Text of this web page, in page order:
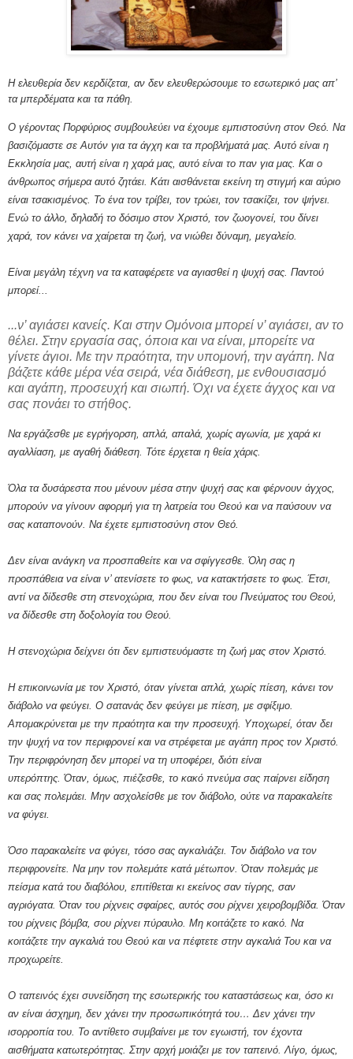
Η ελευθερία δεν κερδίζεται, αν δεν ελευθερώσουμε το εσωτερικό μας απ’
τα μπερδέματα και τα πάθη.
Ο γέροντας Πορφύριος συμβουλεύει να έχουμε εμπιστοσύνη στον Θεό. Να
βασιζόμαστε σε Αυτόν για τα άγχη και τα προβλήματά μας. Αυτό είναι η
Εκκλησία μας, αυτή είναι η χαρά μας, αυτό είναι το παν για μας. Και ο
άνθρωπος σήμερα αυτό ζητάει. Κάτι αισθάνεται εκείνη τη στιγμή και αύριο
είναι τσακισμένος. Το ένα τον τρίβει, τον τρώει, τον τσακίζει, τον ψήνει.
Ενώ το άλλο, δηλαδή το δόσιμο στον Χριστό, τον ζωογονεί, του δίνει
χαρά, τον κάνει να χαίρεται τη ζωή, να νιώθει δύναμη, μεγαλείο.
Είναι μεγάλη τέχνη να τα καταφέρετε να αγιασθεί η ψυχή σας. Παντού
μπορεί...
...ν’ αγιάσει κανείς. Και στην Ομόνοια μπορεί ν’ αγιάσει, αν το
θέλει. Στην εργασία σας, όποια και να είναι, μπορείτε να
γίνετε άγιοι. Με την πραότητα, την υπομονή, την αγάπη. Να
βάζετε κάθε μέρα νέα σειρά, νέα διάθεση, με ενθουσιασμό
και αγάπη, προσευχή και σιωπή. Όχι να έχετε άγχος και να
σας πονάει το στήθος.
Να εργάζεσθε με εγρήγορση, απλά, απαλά, χωρίς αγωνία, με χαρά κι
αγαλλίαση, με αγαθή διάθεση. Τότε έρχεται η θεία χάρις.
Όλα τα δυσάρεστα που μένουν μέσα στην ψυχή σας και φέρνουν άγχος,
μπορούν να γίνουν αφορμή για τη λατρεία του Θεού και να παύσουν να
σας καταπονούν. Να έχετε εμπιστοσύνη στον Θεό.
Δεν είναι ανάγκη να προσπαθείτε και να σφίγγεσθε. Όλη σας η
προσπάθεια να είναι ν’ ατενίσετε το φως, να κατακτήσετε το φως. Έτσι,
αντί να δίδεσθε στη στενοχώρια, που δεν είναι του Πνεύματος του Θεού,
να δίδεσθε στη δοξολογία του Θεού.
Η στενοχώρια δείχνει ότι δεν εμπιστευόμαστε τη ζωή μας στον Χριστό.
Η επικοινωνία με τον Χριστό, όταν γίνεται απλά, χωρίς πίεση, κάνει τον
διάβολο να φεύγει. Ο σατανάς δεν φεύγει με πίεση, με σφίξιμο.
Απομακρύνεται με την πραότητα και την προσευχή. Υποχωρεί, όταν δει
την ψυχή να τον περιφρονεί και να στρέφεται με αγάπη προς τον Χριστό.
Την περιφρόνηση δεν μπορεί να τη υποφέρει, διότι είναι
υπερόπτης. Όταν, όμως, πιέζεσθε, το κακό πνεύμα σας παίρνει είδηση
και σας πολεμάει. Μην ασχολείσθε με τον διάβολο, ούτε να παρακαλείτε
να φύγει.
Όσο παρακαλείτε να φύγει, τόσο σας αγκαλιάζει. Τον διάβολο να τον
περιφρονείτε. Να μην τον πολεμάτε κατά μέτωπον. Όταν πολεμάς με
πείσμα κατά του διαβόλου, επιτίθεται κι εκείνος σαν τίγρης, σαν
αγριόγατα. Όταν του ρίχνεις σφαίρες, αυτός σου ρίχνει χειροβομβίδα. Όταν
του ρίχνεις βόμβα, σου ρίχνει πύραυλο. Μη κοιτάζετε το κακό. Να
κοιτάζετε την αγκαλιά του Θεού και να πέφτετε στην αγκαλιά Του και να
προχωρείτε.
Ο ταπεινός έχει συνείδηση της εσωτερικής του καταστάσεως και, όσο κι
αν είναι άσχημη, δεν χάνει την προσωπικότητά του… Δεν χάνει την
ισορροπία του. Το αντίθετο συμβαίνει με τον εγωιστή, τον έχοντα
αισθήματα κατωτερότητας. Στην αρχή μοιάζει με τον ταπεινό. Λίγο, όμως,